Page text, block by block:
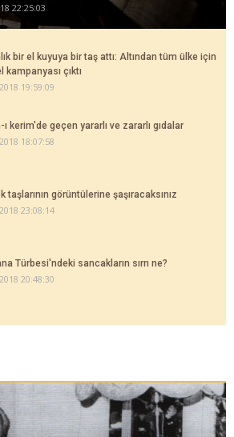
22:25:03
bir el kuyuya bir taş attı: Altından tüm ülke için
kampanyası çıktı
19:59:09
ı kerim'de geçen yararlı ve zararlı gıdalar
18:07:58
taşlarının görüntülerine şaşıracaksınız
23:08:14
Türbesi'ndeki sancakların sırrı ne?
20:48:30